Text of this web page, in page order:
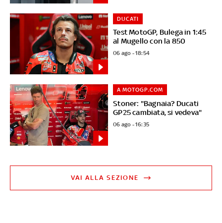
Test MotoGP, Bulega in 1:45
al Mugello con la 850
DUCATI
06 ago - 18:54
Stoner: "Bagnaia? Ducati
GP25 cambiata, si vedeva"
A MOTOGP.COM
06 ago - 16:35
VAI ALLA SEZIONE